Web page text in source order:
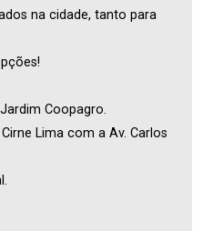
na cidade, tanto para
Coopagro.
Lima com a Av. Carlos